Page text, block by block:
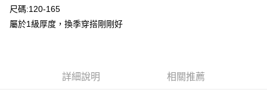
全家付款取貨
每筆NT$80，滿NT$2,000(含以上)免運費
尺碼:120-165
屬於1級厚度，換季穿搭剛剛好
詳細說明 相關推薦